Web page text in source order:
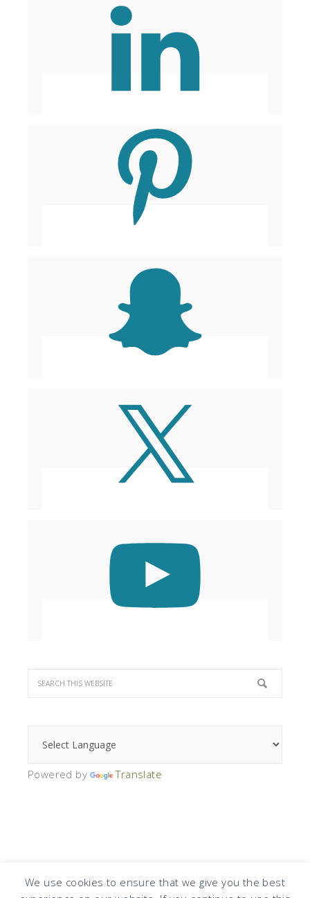
We use cookies to ensure that we give you the best
Powered by Translate